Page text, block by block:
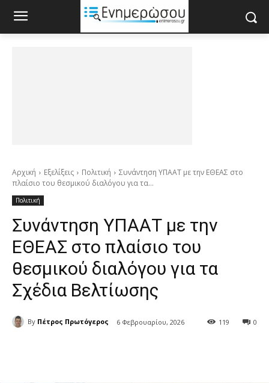
Αρχική Εξελίξεις Πολιτική
Συνάντηση ΥΠΑΑΤ με την ΕΘΕΑΣ στο
πλαίσιο του θεσμικού διαλόγου για τα...
Πολιτική
Συνάντηση ΥΠΑΑΤ με την
ΕΘΕΑΣ στο πλαίσιο του
θεσμικού διαλόγου για τα
Σχέδια Βελτίωσης
By Πέτρος Πρωτόγερος 6 Φεβρουαρίου, 2026 0
119